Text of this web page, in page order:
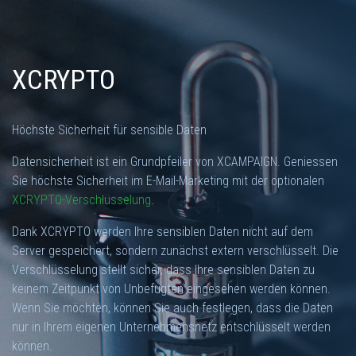
XCRYPTO
Höchste Sicherheit für sensible Daten
Datensicherheit ist ein Grundpfeiler von XCAMPAIGN. Geniessen
Sie höchste Sicherheit im E-Mail-Marketing mit der optionalen
XCRYPTO-Verschlüsselung.
Dank XCRYPTO werden Ihre sensiblen Daten nicht auf dem
Server gespeichert, sondern zunächst extern verschlüsselt. Die
Verschlüsselung stellt sicher, dass Ihre sensiblen Daten zu
keinem Zeitpunkt von Unbefugten eingesehen werden können.
Wenn Sie möchten, können Sie auch festlegen, dass die Daten
nur in Ihrem eigenen Unternehmensnetz entschlüsselt werden
können.